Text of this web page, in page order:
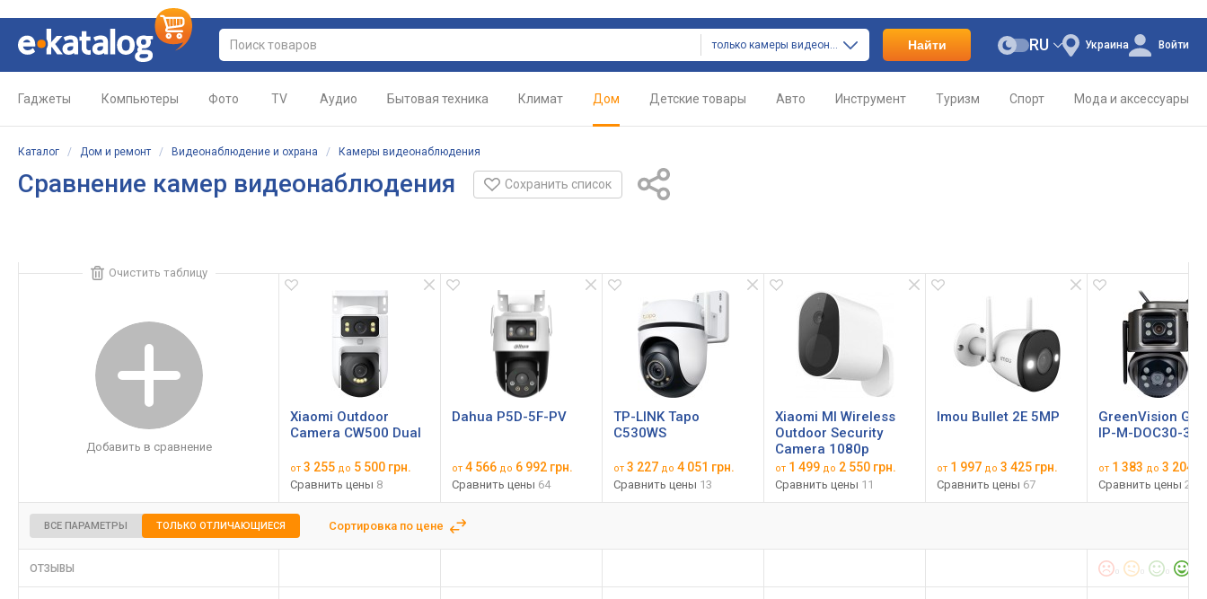
только камеры видеонаблюдения Найти Украина
RU Войти
Гаджеты Компьютеры Фото TV Аудио Бытовая техника Климат Дом Детские товары Авто Инструмент Туризм Спорт Мода и аксессуары
Каталог / Дом и ремонт / Видеонаблюдение и охрана / Камеры видеонаблюдения
Сравнение камер видеонаблюдения Сохранить список
Очистить таблицу
Добавить в сравнение
Xiaomi Outdoor
Camera CW500 Dual
Dahua P5D-5F-PV
TP-LINK Tapo
C530WS
Xiaomi MI Wireless
Outdoor Security
Camera 1080p
Imou Bullet 2E 5MP
GreenVision
IP-M-DOC30-30
от 3 255 до 5 500 грн.
Сравнить цены 8
от 4 566 до 6 992 грн.
Сравнить цены 64
от 3 227 до 4 051 грн.
Сравнить цены 13
от 1 499 до 2 550 грн.
Сравнить цены 11
от 1 997 до 3 425 грн.
Сравнить цены 67
от 1 383 до 3 204
Сравнить цены 20
ВСЕ ПАРАМЕТРЫ ТОЛЬКО ОТЛИЧАЮЩИЕСЯ Сортировка по цене
ОТЗЫВЫ